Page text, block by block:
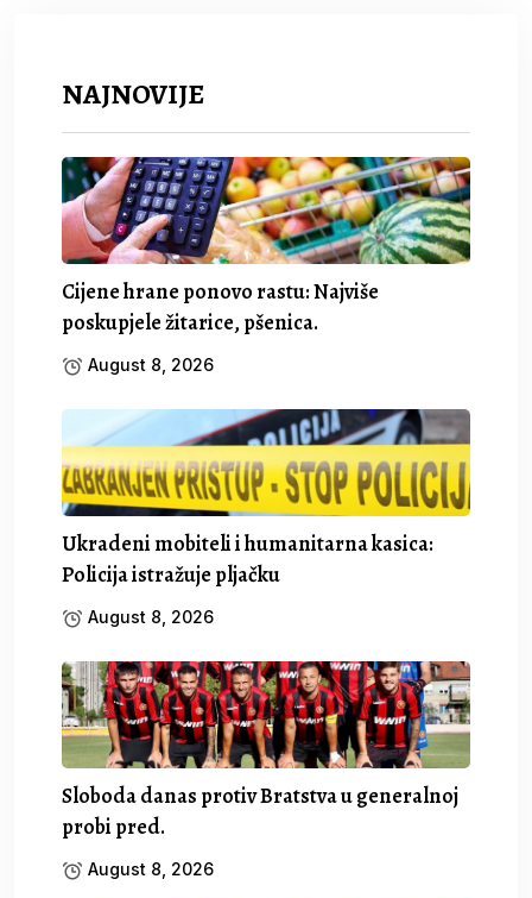
NAJNOVIJE
Cijene hrane ponovo rastu: Najviše
poskupjele žitarice, pšenica.
August 8, 2026
Ukradeni mobiteli i humanitarna kasica:
Policija istražuje pljačku
August 8, 2026
Sloboda danas protiv Bratstva u generalnoj
probi pred.
August 8, 2026